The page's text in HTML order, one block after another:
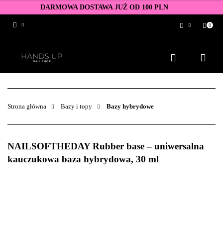
DARMOWA DOSTAWA JUŻ OD 100 PLN
Zarejestruj się
Dodaj zgłoszenie
Zgody cookies
0
Strona główna Bazy i topy Bazy hybrydowe
NAILSOFTHEDAY Rubber base – uniwersalna
kauczukowa baza hybrydowa, 30 ml